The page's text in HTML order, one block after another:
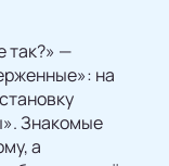
так?» —
на
Знакомые
а